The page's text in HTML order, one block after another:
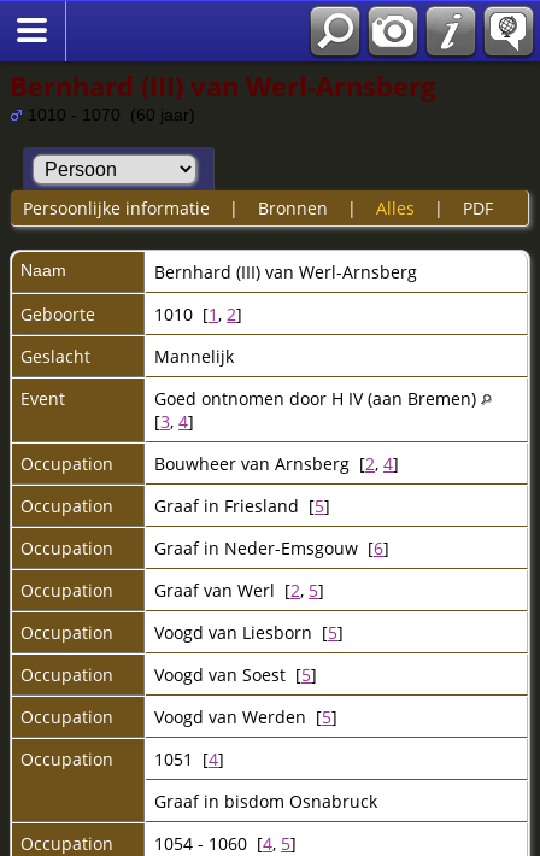
Bernhard (III) van Werl-Arnsberg
1010 - 1070 (60 jaar)
Persoonlijke informatie| Bronnen | Alles | PDF
Naam Bernhard (III) van Werl-Arnsberg
Geboorte
1010 [1, 2]
Geslacht
Mannelijk
Event
Goed ontnomen door H IV (aan Bremen)
[3, 4]
Occupation
Bouwheer van Arnsberg [2, 4]
Occupation
Graaf in Friesland [5]
Occupation
Graaf in Neder-Emsgouw [6]
Occupation
Graaf van Werl [2, 5]
Occupation
Voogd van Liesborn [5]
Occupation
Voogd van Soest [5]
Occupation
Voogd van Werden [5]
Occupation
1051 [4]
Graaf in bisdom Osnabruck
Occupation
1054 - 1060 [4, 5]